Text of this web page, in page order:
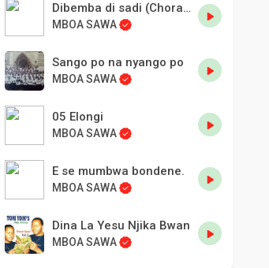
Dibemba di sadi (Chorale 101).
MBOA SAWA
Sango po na nyango po
MBOA SAWA
05 Elongi
MBOA SAWA
E se mumbwa bondene.
MBOA SAWA
Dina La Yesu Njika Bwan
MBOA SAWA